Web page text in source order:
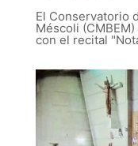
El Conservatorio
Méscoli
con el recital